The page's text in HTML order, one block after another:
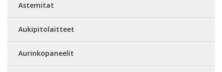
Astemitat
Aukipitolaitteet
Aurinkopaneelit